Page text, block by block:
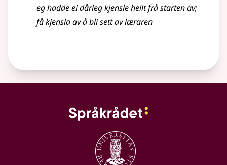
eg hadde ei dårleg kjensle heilt frå starten av;
få kjensla av å bli sett av læraren